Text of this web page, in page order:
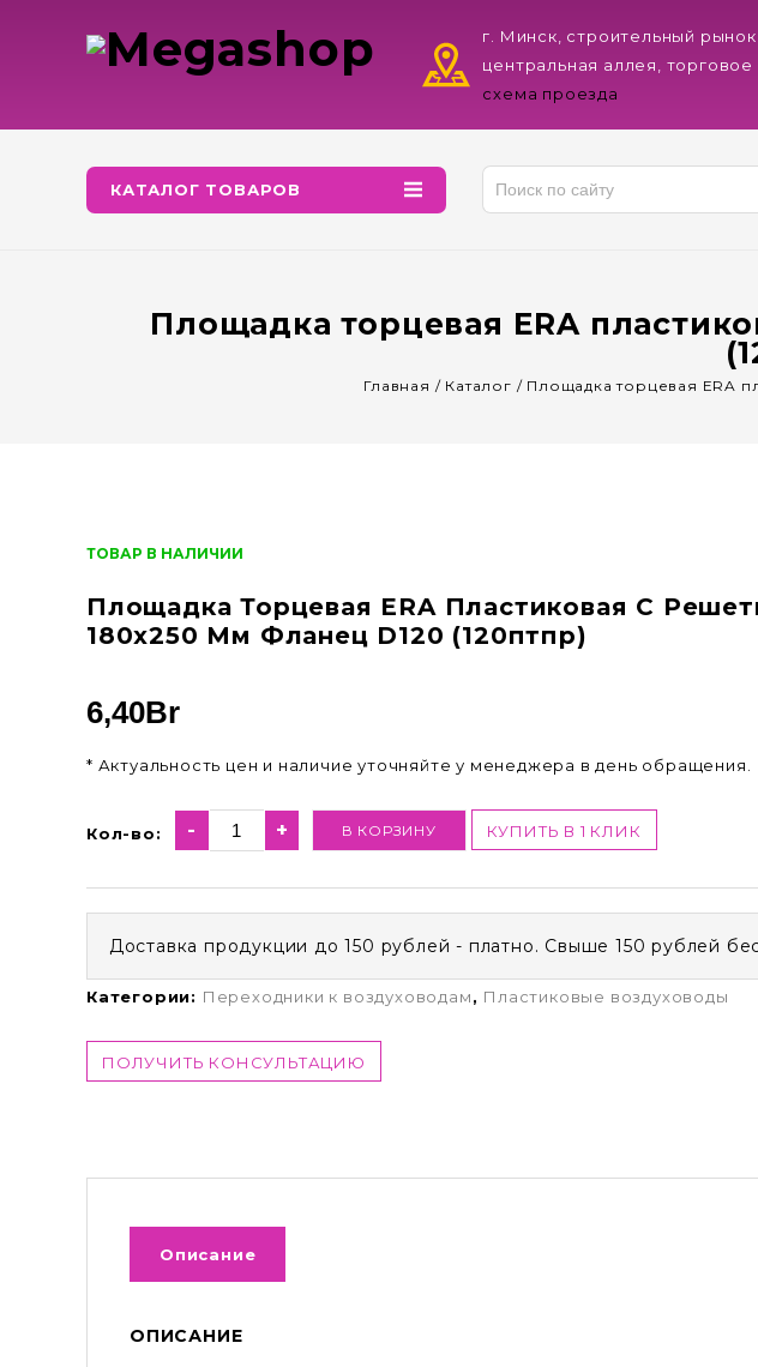
г. Минск, строительный рынок
центральная аллея,
схема проезда
КАТАЛОГ ТОВАРОВ
Площадка торцевая ERA
Главная / Каталог / Площадка торцевая ERA
ТОВАР В НАЛИЧИИ
Площадка Торцевая ERA Пластиковая С
180х250 Мм Фланец D120 (120птпр)
6,40Br
* Актуальность цен и наличие уточняйте у менеджера в день обращения.
Кол-во: - + В КОРЗИНУ КУПИТЬ В 1 КЛИК
Доставка продукции до 150 рублей - платно. Свыше 150 рублей
Категории: Переходники к воздуховодам, Пластиковые воздуховоды
ПОЛУЧИТЬ КОНСУЛЬТАЦИЮ
Описание
ОПИСАНИЕ